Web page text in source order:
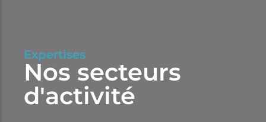
Expertises
Nos secteurs
d'activité